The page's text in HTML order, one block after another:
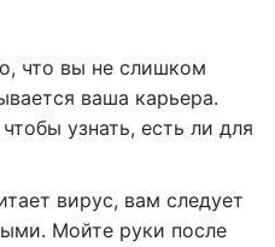
что вы не слишком
ваша карьера.
узнать, есть ли для
вирус, вам следует
Мойте руки после